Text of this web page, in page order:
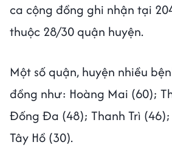
ca cộng đồng ghi nhận tại
thuộc 28/30 quận huyện.
Một số quận, huyện nhiều
đồng như: Hoàng Mai (60);
Đống Đa (48); Thanh Trì (46);
Tây Hồ (30).